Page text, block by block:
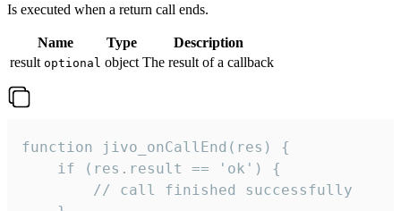
Is executed when a return call ends.
Name Type
Description
result optional object The result of a callback
function jivo_onCallEnd(res) {
    if (res.result == 'ok') {
        // call finished successfully